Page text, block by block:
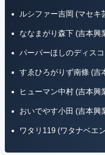
ルシファー吉岡 (マセキ
ななまがり森下 (吉本興
パーパーほしのディス
すゑひろがりず南條 (吉
ヒューマン中村 (吉本興
おいでやす小田 (吉本興
ワタリ119 (ワタナベエ